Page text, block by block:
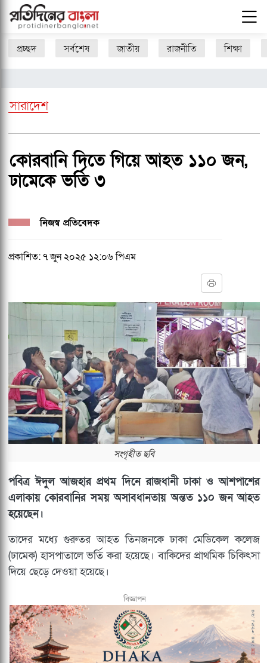
প্রচ্ছদ সর্বশেষ জাতীয় রাজনীতি শিক্ষা
সারাদেশ
কোরবানি দিতে গিয়ে আহত ১১০ জন,
ঢামেকে ভর্তি ৩
নিজস্ব প্রতিবেদক
প্রকাশিত: ৭ জুন ২০২৫ ১২:০৬ পিএম
সংগৃহীত ছবি
পবিত্র ঈদুল আজহার প্রথম দিনে রাজধানী ঢাকা ও আশপাশের
এলাকায় কোরবানির সময় অসাবধানতায় অন্তত ১১০ জন আহত
হয়েছেন।
তাদের মধ্যে গুরুতর আহত তিনজনকে ঢাকা মেডিকেল কলেজ
(ঢামেক) হাসপাতালে ভর্তি করা হয়েছে। বাকিদের প্রাথমিক চিকিৎসা
দিয়ে ছেড়ে দেওয়া হয়েছে।
বিজ্ঞাপন